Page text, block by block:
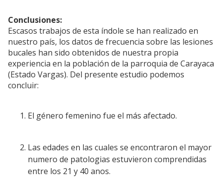
Conclusiones:
Escasos trabajos de esta índole se han realizado en
nuestro país, los datos de frecuencia sobre las lesiones
bucales han sido obtenidos de nuestra propia
experiencia en la población de la parroquia de Carayaca
(Estado Vargas). Del presente estudio podemos
concluir:
El género femenino fue el más afectado.
Las edades en las cuales se encontraron el mayor
numero de patologias estuvieron comprendidas
entre los 21 y 40 anos.